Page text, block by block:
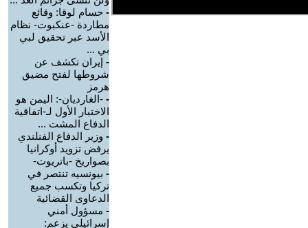
- حسام لوقا: وقائع
مطاردة -عنكبوت- نظام
الأسد عبر تحقيق لبي
بي ...
- إيران تكشف عن
شروطها لفتح مضيق
هرمز
- -الغارديان-: اليمن هو
الاختبار الأول لـ-اتفاقية
الدفاع المشت ...
- وزير الدفاع الفنلندي
يرفض تزويد أوكرانيا
بصواريخ -باتريوت-
- بيونسيه تنتصر في
تركيا وتكسب جميع
الدعاوى القضائية
- مسؤول أمني
إسرائيلي يزعم: